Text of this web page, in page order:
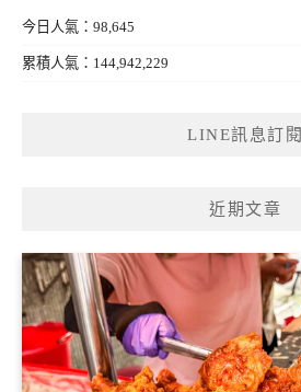
今日人氣：98,645
累積人氣：144,942,229
LINE訊息訂閱
近期文章